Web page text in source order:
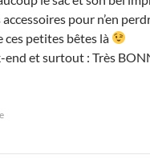
pour n’en
ces petites bêtes là
end et surtout : Très